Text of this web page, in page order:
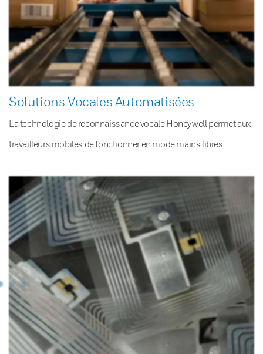
Solutions Vocales Automatisées
La technologie de reconnaissance vocale Honeywell permet aux
travailleurs mobiles de fonctionner en mode mains libres.